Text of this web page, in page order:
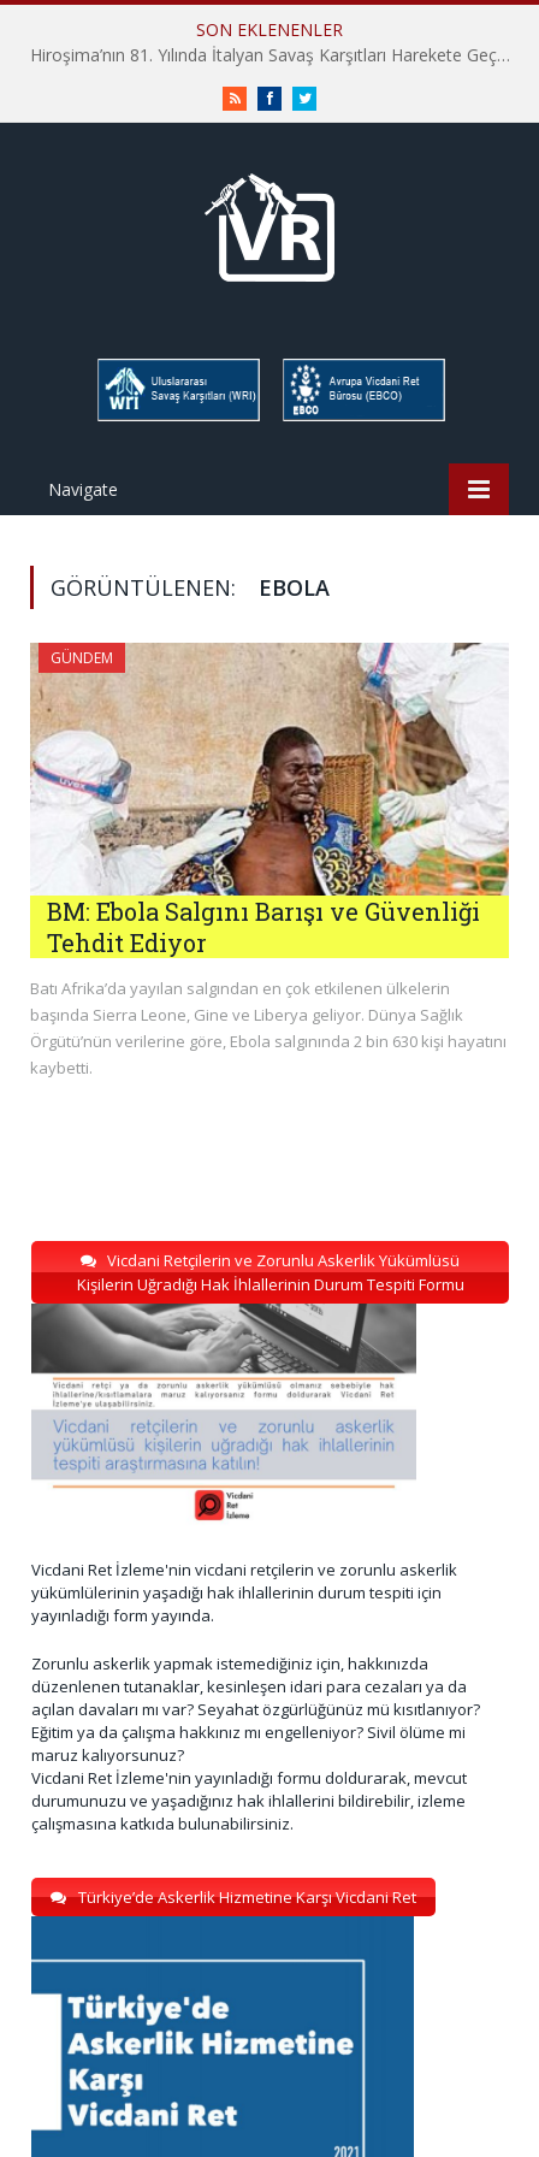
SON EKLENENLER
Hiroşima’nın 81. Yılında İtalyan Savaş Karşıtları Harekete Geçti: “Hatırlamak yeterli değil”
RSS FacebookTwitter
Navigate
GÖRÜNTÜLENEN: EBOLA
GÜNDEM
BM: Ebola Salgını Barışı ve Güvenliği
Tehdit Ediyor
Batı Afrika’da yayılan salgından en çok etkilenen ülkelerin
başında Sierra Leone, Gine ve Liberya geliyor. Dünya Sağlık
Örgütü’nün verilerine göre, Ebola salgınında 2 bin 630 kişi hayatını
kaybetti.
Vicdani Retçilerin ve Zorunlu Askerlik Yükümlüsü
Kişilerin Uğradığı Hak İhlallerinin Durum Tespiti Formu
Vicdani Ret İzleme'nin vicdani retçilerin ve zorunlu askerlik
yükümlülerinin yaşadığı hak ihlallerinin durum tespiti için
yayınladığı form yayında.
Zorunlu askerlik yapmak istemediğiniz için, hakkınızda
düzenlenen tutanaklar, kesinleşen idari para cezaları ya da
açılan davaları mı var? Seyahat özgürlüğünüz mü kısıtlanıyor?
Eğitim ya da çalışma hakkınız mı engelleniyor? Sivil ölüme mi
maruz kalıyorsunuz?
Vicdani Ret İzleme'nin yayınladığı formu doldurarak, mevcut
durumunuzu ve yaşadığınız hak ihlallerini bildirebilir, izleme
çalışmasına katkıda bulunabilirsiniz.
Türkiye’de Askerlik Hizmetine Karşı Vicdani Ret